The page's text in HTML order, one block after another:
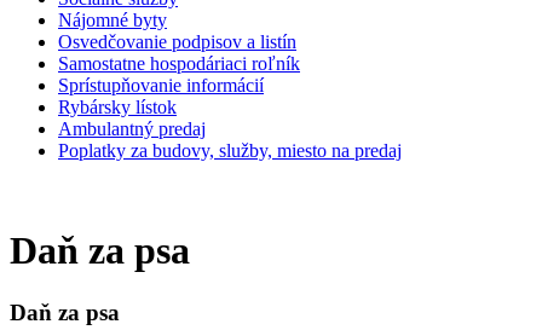
Nájomné byty
Osvedčovanie podpisov a listín
Samostatne hospodáriaci roľník
Sprístupňovanie informácií
Rybársky lístok
Ambulantný predaj
Poplatky za budovy, služby, miesto na predaj
Daň za psa
Daň za psa